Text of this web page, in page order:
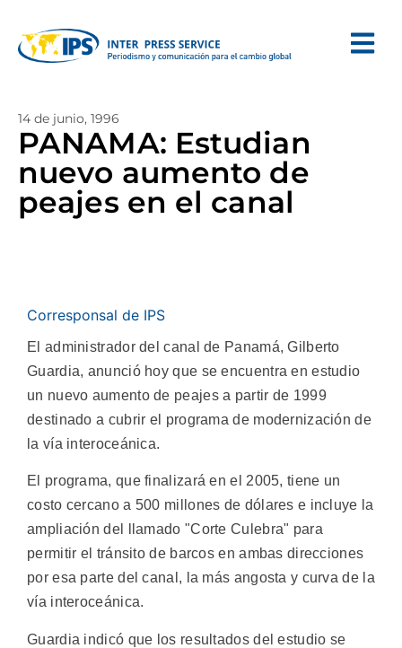
14 de junio, 1996
PANAMA: Estudian
nuevo aumento de
peajes en el canal
Corresponsal de IPS
El administrador del canal de Panamá, Gilberto
Guardia, anunció hoy que se encuentra en estudio
un nuevo aumento de peajes a partir de 1999
destinado a cubrir el programa de modernización de
la vía interoceánica.
El programa, que finalizará en el 2005, tiene un
costo cercano a 500 millones de dólares e incluye la
ampliación del llamado "Corte Culebra" para
permitir el tránsito de barcos en ambas direcciones
por esa parte del canal, la más angosta y curva de la
vía interoceánica.
Guardia indicó que los resultados del estudio se